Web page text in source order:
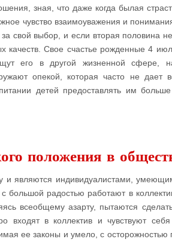
зная, что даже когда былая
чувство взаимоуважения и
свой выбор, и если вторая половина
качеств. Свое счастье рожденные 4
его в другой жизненной сфере,
опекой, которая часто не дает
детей предоставлять им
положения в
и являются индивидуалистами,
большой радостью работают в
всеобщему азарту, пытаются
в коллектив и чувствуют
ее законы и умело, с осторожностью